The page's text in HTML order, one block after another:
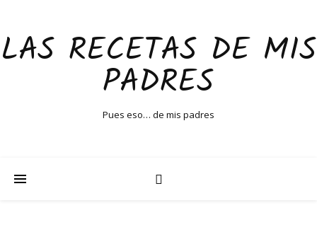
LAS RECETAS DE MIS
PADRES
Pues eso… de mis padres